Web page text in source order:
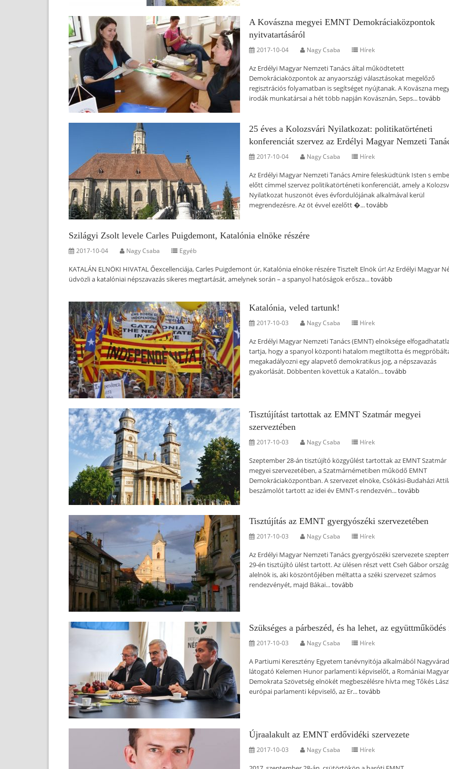
A Kovászna megyei EMNT Demokráciaközpontok
nyitvatartásáról
2017-10-04 Nagy Csaba Hírek
Az Erdélyi Magyar Nemzeti Tanács által működtetett
Demokráciaközpontok az anyaországi választásokat megelőző
regisztrációs folyamatban is segítséget nyújtanak. A Kovászna
irodák munkatársai a hét több napján Kovásznán, Seps...tovább
25 éves a Kolozsvári Nyilatkozat: politikatörténeti
konferenciát szervez az Erdélyi Magyar Nemzeti
2017-10-04 Nagy Csaba Hírek
Az Erdélyi Magyar Nemzeti Tanács Amire felesküdtünk Isten s
előtt címmel szervez politikatörténeti konferenciát, amely a
Nyilatkozat huszonöt éves évfordulójának alkalmával kerül
megrendezésre. Az öt évvel ezelőtt �...tovább
Szilágyi Zsolt levele Carles Puigdemont, Katalónia elnöke részére
2017-10-04 Nagy Csaba Egyéb
KATALÁN ELNÖKI HIVATAL Őexcellenciája, Carles Puigdemont úr, Katalónia elnöke részére Tisztelt Elnök úr! Az Erdélyi Magyar
üdvözli a katalóniai népszavazás sikeres megtartását, amelynek során – a spanyol hatóságok erősza...tovább
Katalónia, veled tartunk!
2017-10-03 Nagy Csaba Hírek
Az Erdélyi Magyar Nemzeti Tanács (EMNT) elnöksége
tartja, hogy a spanyol központi hatalom megtiltotta és
megakadályozni egy alapvető demokratikus jog, a népszavazás
gyakorlását. Döbbenten követtük a Katalón...tovább
Tisztújítást tartottak az EMNT Szatmár megyei
szerveztében
2017-10-03 Nagy Csaba Hírek
Szeptember 28-án tisztújító közgyűlést tartottak az EMNT Szatmár
megyei szervezetében, a Szatmárnémetiben működő EMNT
Demokráciaközpontban. A szervezet elnöke, Csókási-Budaházi
beszámolót tartott az idei év EMNT-s rendezvén...tovább
Tisztújítás az EMNT gyergyószéki szervezetében
2017-10-03 Nagy Csaba Hírek
Az Erdélyi Magyar Nemzeti Tanács gyergyószéki szervezete
29-én tisztújító ülést tartott. Az ülésen részt vett Cseh Gábor
alelnök is, aki köszöntőjében méltatta a széki szervezet számos
rendezvényét, majd Bákai...tovább
Szükséges a párbeszéd, és ha lehet, az együttműködés
2017-10-03 Nagy Csaba Hírek
A Partiumi Keresztény Egyetem tanévnyitója alkalmából
látogató Kelemen Hunor parlamenti képviselőt, a Romániai Magyar
Demokrata Szövetség elnökét megbeszélésre hívta meg Tőkés
európai parlamenti képviselő, az Er...tovább
Újraalakult az EMNT erdővidéki szervezete
2017-10-03 Nagy Csaba Hírek